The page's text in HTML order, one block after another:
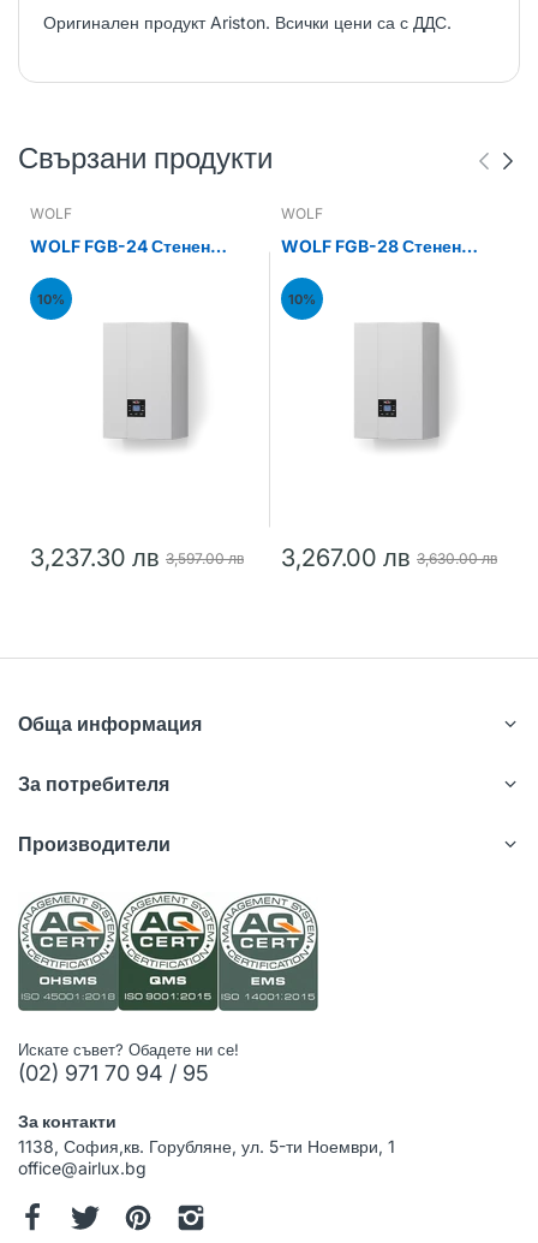
Оригинален продукт Ariston. Всички цени са с ДДС.
Свързани продукти
WOLF
WOLF FGB-24 Стенен
24kW
10%
3,237.30 лв 3,597.00 лв
WOLF
WOLF FGB-28 Стенен
28kW
10%
3,267.00 лв 3,630.00 лв
Обща информация
За потребителя
Производители
Искате съвет? Обадете ни се!
(02) 971 70 94 / 95
За контакти
1138, София,кв. Горубляне, ул. 5-ти Ноември, 1
office@airlux.bg